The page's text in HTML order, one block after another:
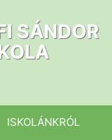
SÁNDOR
ISKOLÁNKRÓL